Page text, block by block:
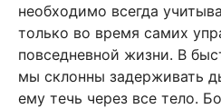
необходимо всегда
только во время самих
повседневной жизни. В
мы склонны задерживать
ему течь через все тело.